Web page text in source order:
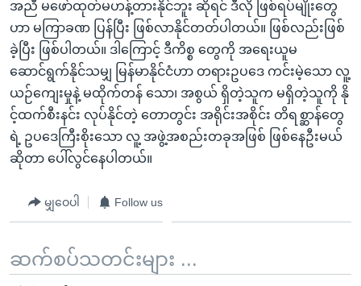
အညီ မဖော်ထုတ်မဟန့်တားနိုင်ဘူး ဆိုရင် ဒီလို ဖြစ်ရပ်မျိုးတွေ
ဟာ မကြာခဏ ပြန်ပြီး ဖြစ်လာနိုင်တတ်ပါတယ်။ ဖြစ်လည်းဖြစ်
ခဲ့ပြီး ဖြစ်ပါတယ်။ ဒါကြောင့် ဒီကိစ္စ တွေကို အရေးယူမ
ဆောင်ရွက်နိုင်သမျှ မြန်မာနိုင်ငံဟာ တရားဥပဒေ ကင်းမဲ့သော လူ့
ယဉ်ကျေးမှုနဲ့ မထိုက်တန် သော၊ အစွယ် ရှိတဲ့သူက မရှိတဲ့သူကို နို
င့်ထက်စီးနင်း လုပ်နိုင်တဲ့ တောတွင်း အရိုင်းအစိုင်း တိရစ္ဆာန်တွေ
ရဲ့ ဥပဒေကြီးစိုးသော လူ့ အဖွဲ့အစည်းတခုအဖြစ် ဖြစ်နေဦးမယ်
ဆိုတာ ပေါ်လွင်နေပါတယ်။
မျှဝေပါ Follow us
ဆက်စပ်သတင်းများ ...